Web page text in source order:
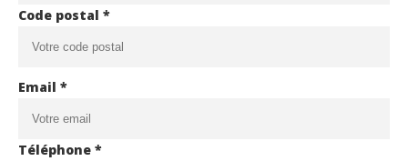
Code postal *
Email *
Téléphone *